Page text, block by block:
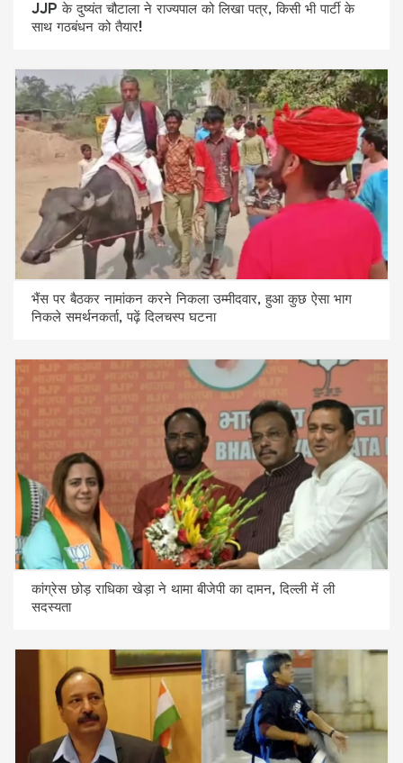
JJP के दुष्यंत चौटाला ने राज्यपाल को लिखा पत्र, किसी भी पार्टी के
साथ गठबंधन को तैयार!
भैंस पर बैठकर नामांकन करने निकला उम्मीदवार, हुआ कुछ ऐसा भाग
निकले समर्थनकर्ता, पढ़ें दिलचस्प घटना
कांग्रेस छोड़ राधिका खेड़ा ने थामा बीजेपी का दामन, दिल्ली में ली
सदस्यता